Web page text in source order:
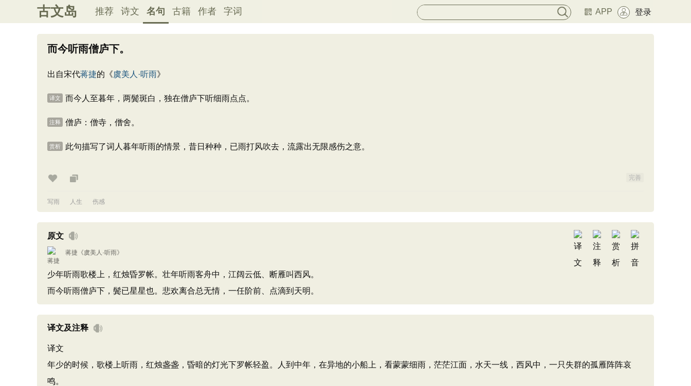
古文岛 推荐 诗文 名句 古籍 作者 字词 APP 登录
而今听雨僧庐下。
出自宋代蒋捷的《虞美人·听雨》
译文 而今人至暮年，两鬓斑白，独在僧庐下听细雨点点。
注释 僧庐：僧寺，僧舍。
赏析 此句描写了词人暮年听雨的情景，昔日种种，已雨打风吹去，流露出无限感伤之意。
完善
写雨 人生 伤感
原文
蒋捷 《虞美人·听雨》
少年听雨歌楼上，红烛昏罗帐。壮年听雨客舟中，江阔云低、断雁叫西风。
而今听雨僧庐下，鬓已星星也。悲欢离合总无情，一任阶前、点滴到天明。
译文及注释
译文
年少的时候，歌楼上听雨，红烛盏盏，昏暗的灯光下罗帐轻盈。人到中年，在异地的小船上，看蒙蒙细雨，茫茫江面，水天一线，西风中，一只失群的孤雁阵阵哀
鸣。